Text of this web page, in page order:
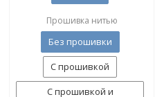
Прошивка нитью
Без прошивки
С прошивкой
С прошивкой и